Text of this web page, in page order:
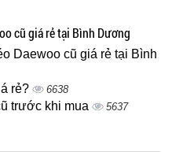
cũ giá rẻ tại Bình Dương
Daewoo cũ giá rẻ tại Bình
rẻ? 6638
trước khi mua 5637